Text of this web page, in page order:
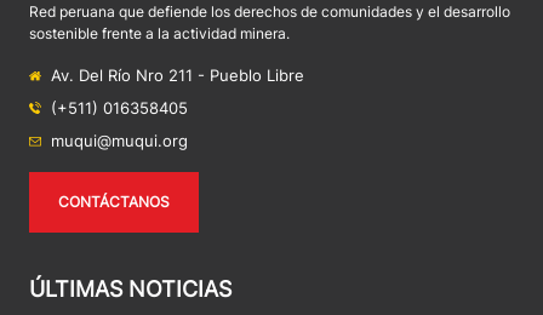
Red peruana que defiende los derechos de comunidades y el desarrollo
sostenible frente a la actividad minera.
Av. Del Río Nro 211 - Pueblo Libre
(+511) 016358405
muqui@muqui.org
CONTÁCTANOS
ÚLTIMAS NOTICIAS